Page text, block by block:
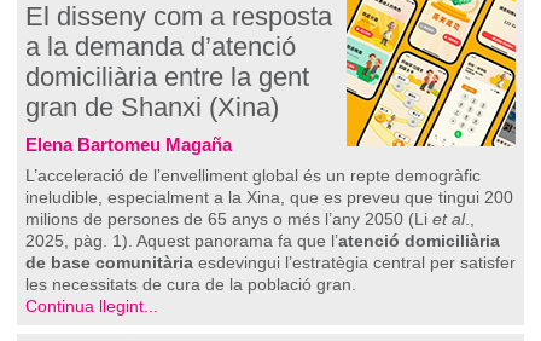
El disseny com a resposta
a la demanda d’atenció
domiciliària entre la gent
gran de Shanxi (Xina)
Elena Bartomeu Magaña
L’acceleració de l’envelliment global és un repte demogràfic
ineludible, especialment a la Xina, que es preveu que tingui 200
milions de persones de 65 anys o més l’any 2050 (Li et al.,
2025, pàg. 1). Aquest panorama fa que l’atenció domiciliària
de base comunitària esdevingui l’estratègia central per satisfer
les necessitats de cura de la població gran.
Continua llegint...